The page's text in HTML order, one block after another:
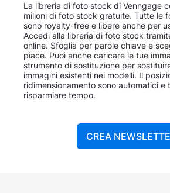
La libreria di foto stock di Venngage
milioni di foto stock gratuite. Tutte le
sono royalty-free e libere anche per
Accedi alla libreria di foto stock
online. Sfoglia per parole chiave e
piace. Puoi anche caricare le tue
strumento di sostituzione per
immagini esistenti nei modelli. Il
ridimensionamento sono automatici e
risparmiare tempo.
CREA